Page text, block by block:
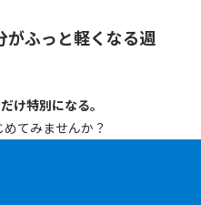
がふっと軽くなる週
け特別になる。
てみませんか？